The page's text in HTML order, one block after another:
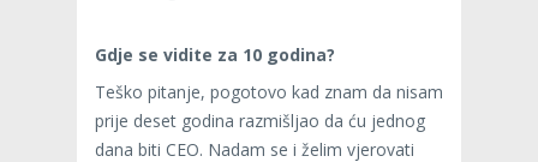
Gdje se vidite za 10 godina?
Teško pitanje, pogotovo kad znam da nisam
prije deset godina razmišljao da ću jednog
dana biti CEO. Nadam se i želim vjerovati